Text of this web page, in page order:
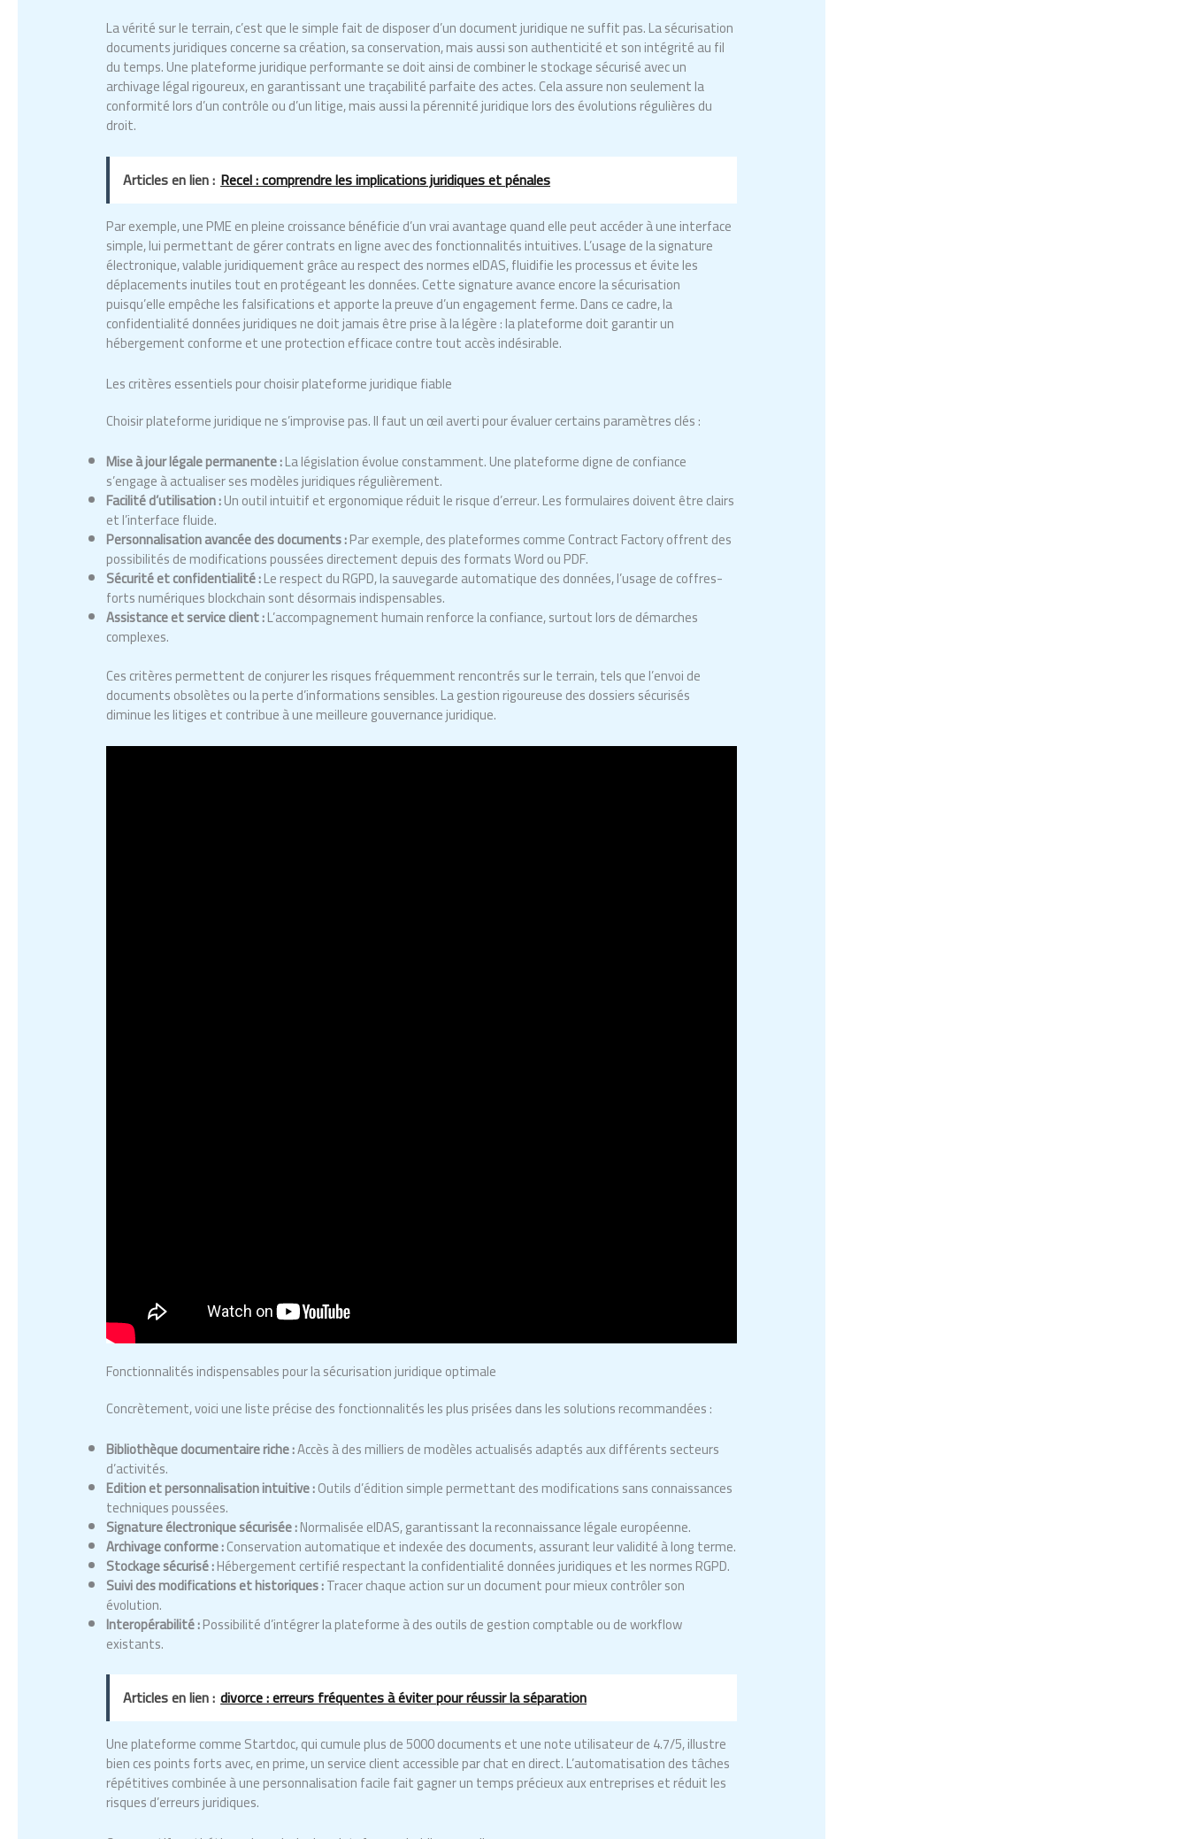
La vérité sur le terrain, c’est que le simple fait de disposer d’un document juridique ne suffit pas. La sécurisation
documents juridiques concerne sa création, sa conservation, mais aussi son authenticité et son intégrité au fil
du temps. Une plateforme juridique performante se doit ainsi de combiner le stockage sécurisé avec un
archivage légal rigoureux, en garantissant une traçabilité parfaite des actes. Cela assure non seulement la
conformité lors d’un contrôle ou d’un litige, mais aussi la pérennité juridique lors des évolutions régulières du
droit.
Articles en lien : Recel : comprendre les implications juridiques et pénales
Par exemple, une PME en pleine croissance bénéficie d’un vrai avantage quand elle peut accéder à une interface
simple, lui permettant de gérer contrats en ligne avec des fonctionnalités intuitives. L’usage de la signature
électronique, valable juridiquement grâce au respect des normes eIDAS, fluidifie les processus et évite les
déplacements inutiles tout en protégeant les données. Cette signature avance encore la sécurisation
puisqu’elle empêche les falsifications et apporte la preuve d’un engagement ferme. Dans ce cadre, la
confidentialité données juridiques ne doit jamais être prise à la légère : la plateforme doit garantir un
hébergement conforme et une protection efficace contre tout accès indésirable.
Les critères essentiels pour choisir plateforme juridique fiable
Choisir plateforme juridique ne s’improvise pas. Il faut un œil averti pour évaluer certains paramètres clés :
Mise à jour légale permanente :La législation évolue constamment. Une plateforme digne de confiance
s’engage à actualiser ses modèles juridiques régulièrement.
Facilité d’utilisation :Un outil intuitif et ergonomique réduit le risque d’erreur. Les formulaires doivent être clairs
et l’interface fluide.
Personnalisation avancée des documents :Par exemple, des plateformes comme Contract Factory offrent des
possibilités de modifications poussées directement depuis des formats Word ou PDF.
Sécurité et confidentialité :Le respect du RGPD, la sauvegarde automatique des données, l’usage de coffres-
forts numériques blockchain sont désormais indispensables.
Assistance et service client :L’accompagnement humain renforce la confiance, surtout lors de démarches
complexes.
Ces critères permettent de conjurer les risques fréquemment rencontrés sur le terrain, tels que l’envoi de
documents obsolètes ou la perte d’informations sensibles. La gestion rigoureuse des dossiers sécurisés
diminue les litiges et contribue à une meilleure gouvernance juridique.
Fonctionnalités indispensables pour la sécurisation juridique optimale
Concrètement, voici une liste précise des fonctionnalités les plus prisées dans les solutions recommandées :
Bibliothèque documentaire riche :Accès à des milliers de modèles actualisés adaptés aux différents secteurs
d’activités.
Edition et personnalisation intuitive :Outils d’édition simple permettant des modifications sans connaissances
techniques poussées.
Signature électronique sécurisée :Normalisée eIDAS, garantissant la reconnaissance légale européenne.
Archivage conforme :Conservation automatique et indexée des documents, assurant leur validité à long terme.
Stockage sécurisé :Hébergement certifié respectant la confidentialité données juridiques et les normes RGPD.
Suivi des modifications et historiques :Tracer chaque action sur un document pour mieux contrôler son
évolution.
Interopérabilité :Possibilité d’intégrer la plateforme à des outils de gestion comptable ou de workflow
existants.
Articles en lien : divorce : erreurs fréquentes à éviter pour réussir la séparation
Une plateforme comme Startdoc, qui cumule plus de 5000 documents et une note utilisateur de 4.7/5, illustre
bien ces points forts avec, en prime, un service client accessible par chat en direct. L’automatisation des tâches
répétitives combinée à une personnalisation facile fait gagner un temps précieux aux entreprises et réduit les
risques d’erreurs juridiques.